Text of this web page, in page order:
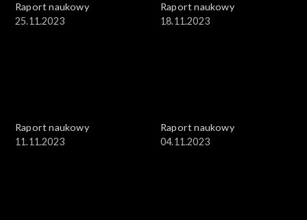
Raport naukowy
25.11.2023
Raport naukowy
18.11.2023
Raport naukowy
11.11.2023
Raport naukowy
04.11.2023